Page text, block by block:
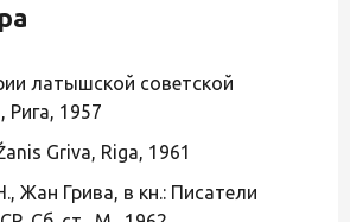
латышской советской
Рига, 1957
Griva, Riga, 1961
Жан Грива, в кн.: Писатели